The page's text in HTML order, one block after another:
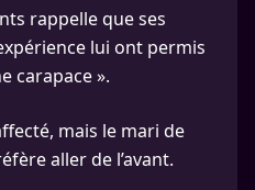
rappelle que ses
lui ont permis
carapace ».
mais le mari de
aller de l’avant.